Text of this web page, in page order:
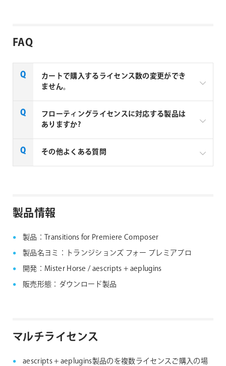
FAQ
カートで購入するライセンス数の変更ができ
ません。
aescripts + aeplugins製品のを複数ライセンスご購入
の場合はお見積りベースでの販売となります。複数ラ
せください。
フローティングライセンスに対応する製品は
ありますか?
一部製品でフローティングライセンスの取扱いがあり
aescripts + aeplugins社 フローティングライセン
その他よくある質問
製品情報
製品：Transitions for Premiere Composer
製品名ヨミ：トランジションズ フォー プレミアプロ
開発：Mister Horse / aescripts + aeplugins
販売形態：ダウンロード製品
マルチライセンス
aescripts + aeplugins製品のを複数ライセンスご購入の場